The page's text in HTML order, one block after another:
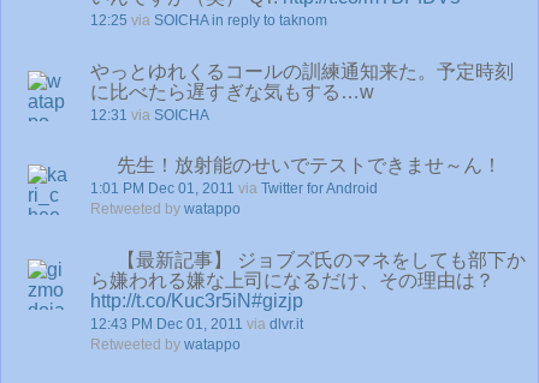
12:25 via SOICHA in reply to taknom
やっとゆれくるコールの訓練通知来た。予定時刻
に比べたら遅すぎな気もする…w
12:31 via SOICHA
先生！放射能のせいでテストできませ～ん！
1:01 PM Dec 01, 2011 via Twitter for Android
Retweeted by watappo
【最新記事】 ジョブズ氏のマネをしても部下か
ら嫌われる嫌な上司になるだけ、その理由は？
http://t.co/Kuc3r5iN#gizjp
12:43 PM Dec 01, 2011 via dlvr.it
Retweeted by watappo